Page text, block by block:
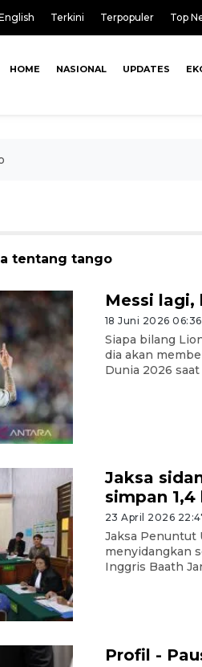
Terkini Terpopuler Top
HOME NASIONAL UPDATES
tentang tango
Messi lagi,
18 Juni 2026 06:36
Siapa bilang
dia akan
Dunia 2026 saat
Jaksa
simpan
23 April 2026
Jaksa Penuntut
menyidangkan
Inggris Baath
Profil -